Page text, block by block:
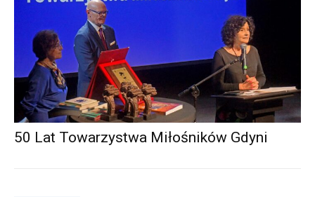
50 Lat Towarzystwa Miłośników Gdyni